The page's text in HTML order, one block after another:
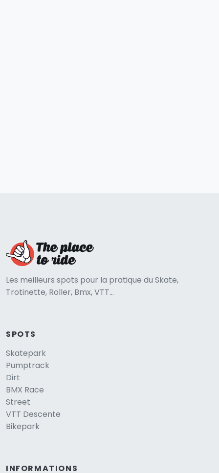
Les meilleurs spots pour la pratique du Skate,
Trotinette, Roller, Bmx, VTT...
SPOTS
Skatepark
Pumptrack
Dirt
BMX Race
Street
VTT Descente
Bikepark
INFORMATIONS